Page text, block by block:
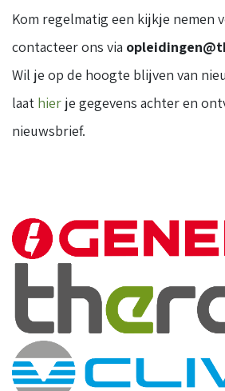
Kom regelmatig een kijkje nemen
contacteer ons via
Wil je op de hoogte blijven van
laat hier je gegevens achter en
nieuwsbrief.